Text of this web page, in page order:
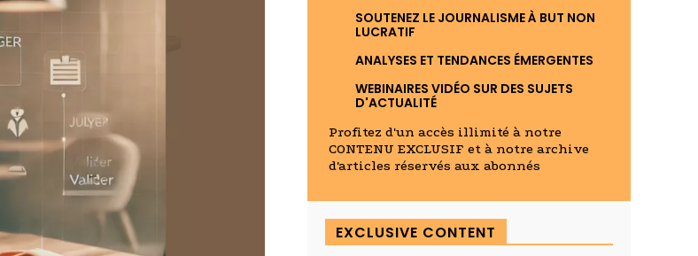
SOUTENEZ LE JOURNALISME À BUT NON
LUCRATIF
ANALYSES ET TENDANCES ÉMERGENTES
WEBINAIRES VIDÉO SUR DES SUJETS
D'ACTUALITÉ
Profitez d'un accès illimité à notre
CONTENU EXCLUSIF et à notre archive
d'articles réservés aux abonnés
EXCLUSIVE CONTENT